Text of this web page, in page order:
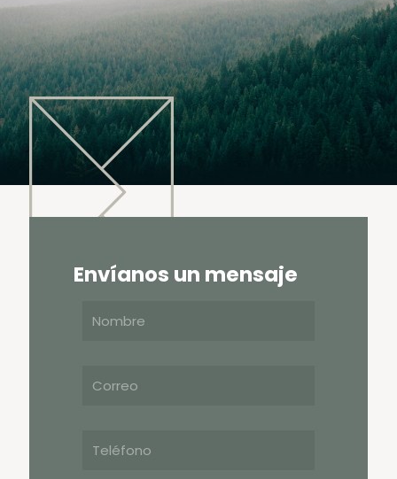
Envíanos un mensaje